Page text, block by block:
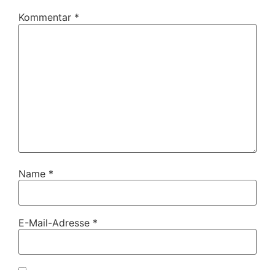
Kommentar *
Name *
E-Mail-Adresse *